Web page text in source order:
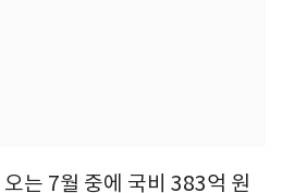
는 7월 중에 국비 383억 원